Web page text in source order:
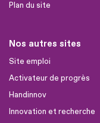
Plan du site
Nos autres sites
Site emploi
Activateur de progrès
Handinnov
Innovation et recherche